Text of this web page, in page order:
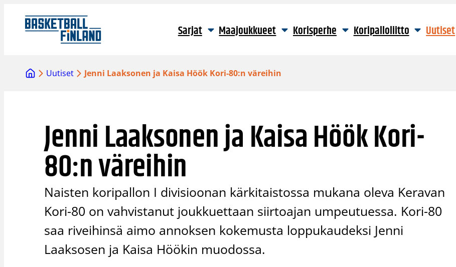
sisältöön
Sarjat Maajoukkueet Korisperhe Koripalloliitto Uutiset
Uutiset Jenni Laaksonen ja Kaisa Höök Kori-80:n väreihin
Jenni Laaksonen ja Kaisa Höök Kori-
80:n väreihin
Naisten koripallon I divisioonan kärkitaistossa mukana oleva Keravan
Kori-80 on vahvistanut joukkuettaan siirtoajan umpeutuessa. Kori-80
saa riveihinsä aimo annoksen kokemusta loppukaudeksi Jenni
Laaksosen ja Kaisa Höökin muodossa.